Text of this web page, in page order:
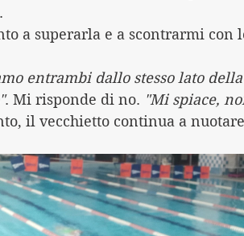
a superarla e a scontrarmi con
entrambi dallo stesso lato
. Mi risponde di no. "Mi spiace,
il vecchietto continua a